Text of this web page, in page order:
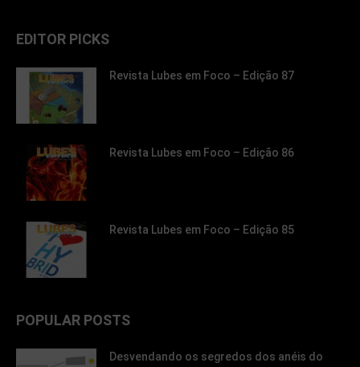
EDITOR PICKS
Revista Lubes em Foco – Edição 87
Revista Lubes em Foco – Edição 86
Revista Lubes em Foco – Edição 85
POPULAR POSTS
Desvendando os segredos dos anéis do